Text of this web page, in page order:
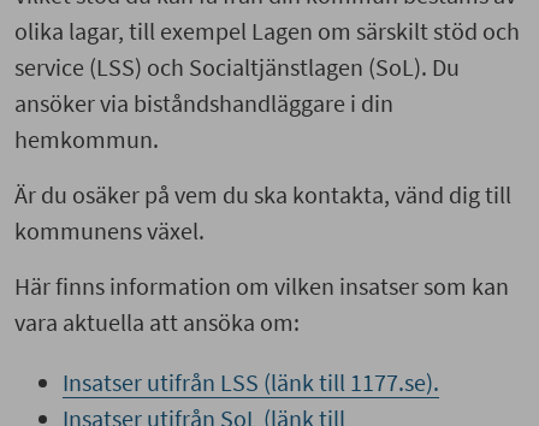
olika lagar, till exempel Lagen om särskilt stöd och
service (LSS) och Socialtjänstlagen (SoL). Du
ansöker via biståndshandläggare i din
hemkommun.
Är du osäker på vem du ska kontakta, vänd dig till
kommunens växel.
Här finns information om vilken insatser som kan
vara aktuella att ansöka om:
Insatser utifrån LSS (länk till 1177.se).
Insatser utifrån SoL (länk till